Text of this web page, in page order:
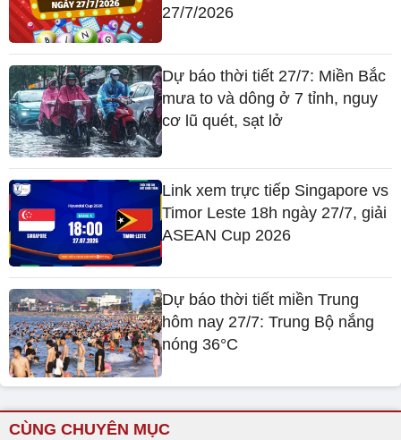
27/7/2026
Dự báo thời tiết 27/7: Miền Bắc
mưa to và dông ở 7 tỉnh, nguy
cơ lũ quét, sạt lở
Link xem trực tiếp Singapore vs
Timor Leste 18h ngày 27/7, giải
ASEAN Cup 2026
Dự báo thời tiết miền Trung
hôm nay 27/7: Trung Bộ nắng
nóng 36°C
CÙNG CHUYÊN MỤC